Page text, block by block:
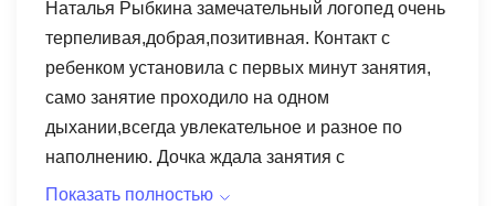
Наталья Рыбкина замечательный логопед очень
терпеливая,добрая,позитивная. Контакт с
ребенком установила с первых минут занятия,
само занятие проходило на одном
дыхании,всегда увлекательное и разное по
наполнению. Дочка ждала занятия с
нетерпением,делилась с Натальей своими
Показать полностью